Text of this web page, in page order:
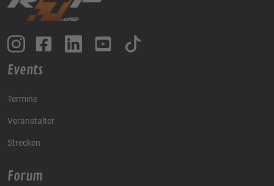
Events
Termine
Veranstalter
Strecken
Forum